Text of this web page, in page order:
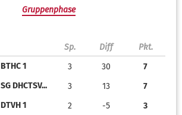
Gruppenphase
Sp. Diff
Pkt.
BTHC 1 3 30
7
SG DHCTSV... 3 13
7
DTVH 1 2 -5
3